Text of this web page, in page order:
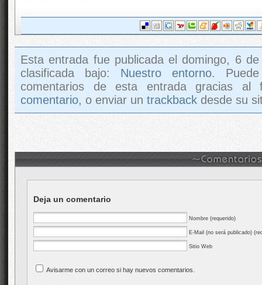
Esta entrada fue publicada el domingo, 6
clasificada bajo: Nuestro entorno.
comentarios de esta entrada gracias
comentario, o enviar un trackback desde su
Deja un comentario
Nombre (requerido)
E-Mail (no será publicado)
Sitio Web
Avisarme con un correo si hay nuevos comentarios.